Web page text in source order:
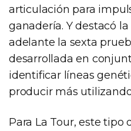
articulación para
ganadería. Y destacó
adelante la sexta
desarrollada en
identificar líneas
producir más
Para La Tour, este tipo